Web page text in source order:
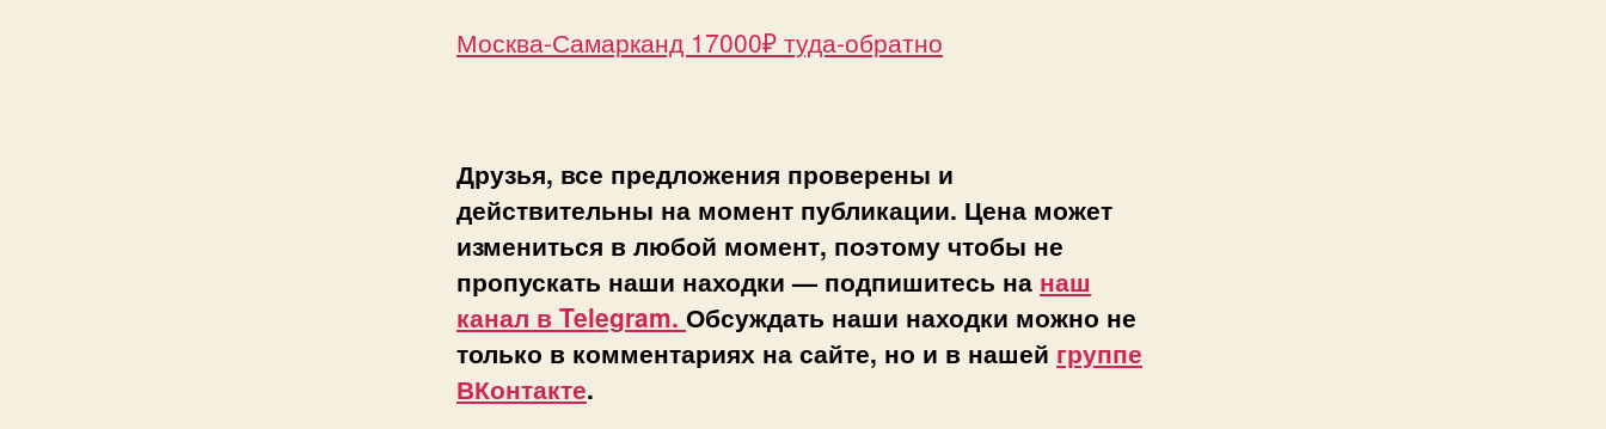
Москва-Самарканд 17000₽ туда-обратно
Друзья, все предложения проверены и
действительны на момент публикации. Цена может
измениться в любой момент, поэтому чтобы не
пропускать наши находки — подпишитесь на наш
канал в Telegram. Обсуждать наши находки можно не
только в комментариях на сайте, но и в нашей группе
ВКонтакте.